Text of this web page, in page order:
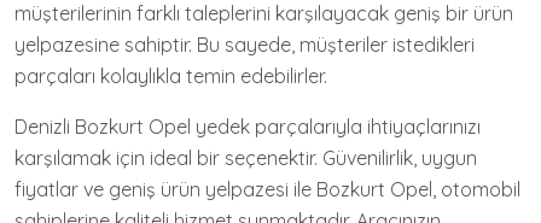
müşterilerinin farklı taleplerini karşılayacak geniş bir ürün
yelpazesine sahiptir. Bu sayede, müşteriler istedikleri
parçaları kolaylıkla temin edebilirler.
Denizli Bozkurt Opel yedek parçalarıyla ihtiyaçlarınızı
karşılamak için ideal bir seçenektir. Güvenilirlik, uygun
fiyatlar ve geniş ürün yelpazesi ile Bozkurt Opel, otomobil